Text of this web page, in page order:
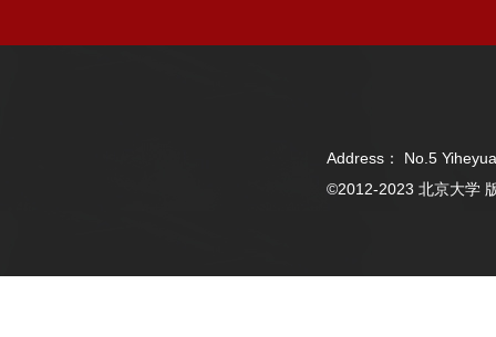
Address： No.5
©2012-2023 北京大学